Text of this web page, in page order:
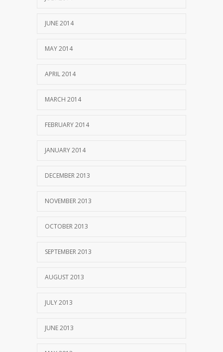
JUNE 2014
MAY 2014
APRIL 2014
MARCH 2014
FEBRUARY 2014
JANUARY 2014
DECEMBER 2013
NOVEMBER 2013
OCTOBER 2013
SEPTEMBER 2013
AUGUST 2013
JULY 2013
JUNE 2013